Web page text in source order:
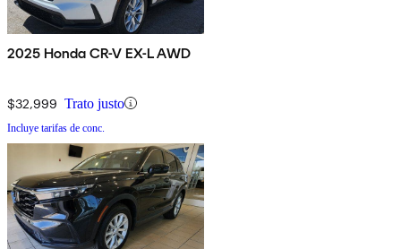
2025 Honda CR-V EX-L AWD
$32,999 Trato justo
Incluye tarifas de conc.